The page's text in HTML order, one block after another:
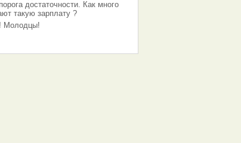
достаточности. Как много
такую зарплату ?
Молодцы!